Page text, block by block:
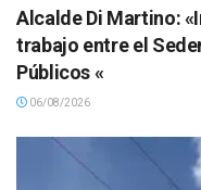
Alcalde Di Martino:
trabajo entre el
Públicos «
06/08/2026